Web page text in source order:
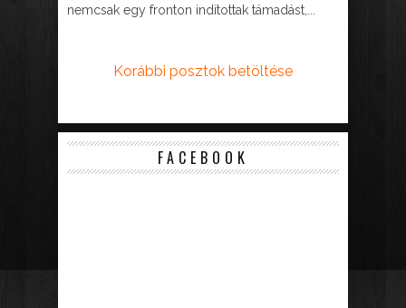
nemcsak egy fronton indítottak támadást,...
Korábbi posztok betöltése
FACEBOOK